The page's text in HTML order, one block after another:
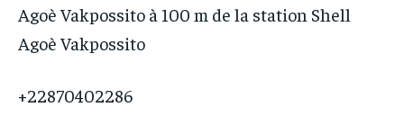
Agoè Vakpossito à 100 m de la station Shell
Agoè Vakpossito
+22870402286